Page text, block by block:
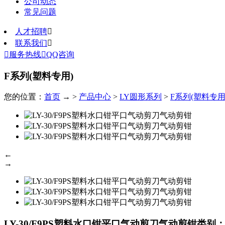
常见问题
人才招聘
联系我们
 服务热线QQ咨询
F系列(塑料专用)
您的位置： 首页 → > 产品中心 > LY圆形系列 > F系列(塑料专
←
→